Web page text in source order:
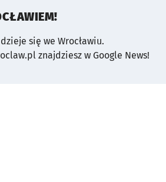
się we Wrocławiu.
znajdziesz w Google News!